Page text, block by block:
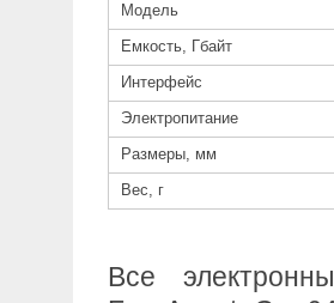
Модель
Емкость, Гбайт
Интерфейс
Электропитание
Размеры, мм
Вес, г
Все